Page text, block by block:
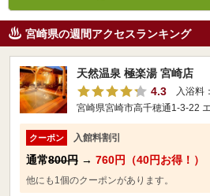
宮崎県の週間アクセスランキング
天然温泉 極楽湯 宮崎店
4.3
入浴料：
宮崎県宮崎市高千穂通1-3-22
クーポン 入館料割引
通常800円 → 760円（40円お得！）
他にも1個のクーポンがあります。